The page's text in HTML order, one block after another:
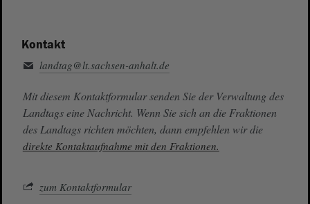
Kontakt
landtag@lt.sachsen-anhalt.de
Mit diesem Kontaktformular senden Sie der Verwaltung des
Landtags eine Nachricht. Wenn Sie sich an die Fraktionen
des Landtags richten möchten, dann empfehlen wir die
direkte Kontaktaufnahme mit den Fraktionen.
zum Kontaktformular